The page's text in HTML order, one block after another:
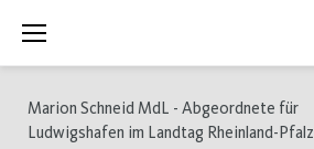
Inhalt
Marion Schneid MdL - Abgeordnete für
Ludwigshafen im Landtag Rheinland-Pfalz